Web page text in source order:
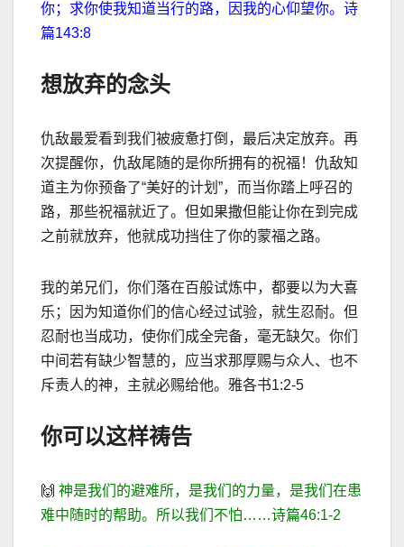
你；求你使我知道当行的路，因我的心仰望你。诗
篇143:8
想放弃的念头
仇敌最爱看到我们被疲惫打倒，最后决定放弃。再
次提醒你，仇敌尾随的是你所拥有的祝福！仇敌知
道主为你预备了“美好的计划 ”，而当你踏上呼召的
路，那些祝福就近了。但如果撒但能让你在到完成
之前就放弃，他就成功挡住了你的蒙福之路。
我的弟兄们，你们落在百般试炼中，都要以为大喜
乐；因为知道你们的信心经过试验，就生忍耐。但
忍耐也当成功，使你们成全完备，毫无缺欠。你们
中间若有缺少智慧的，应当求那厚赐与众人、也不
斥责人的神，主就必赐给他。雅各书1:2-5
你可以这样祷告
🙌 神是我们的避难所，是我们的力量，是我们在患
难中随时的帮助。所以我们不怕……诗篇46:1-2